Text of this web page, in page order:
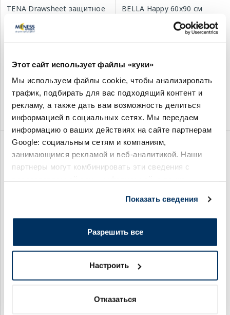
Этот сайт использует файлы «куки»
Мы используем файлы cookie, чтобы анализировать
трафик, подбирать для вас подходящий контент и
рекламу, а также дать вам возможность делиться
информацией в социальных сетях. Мы передаем
информацию о ваших действиях на сайте партнерам
Google: социальным сетям и компаниям,
занимающимся рекламой и веб-аналитикой. Наши
партнеры могут комбинировать эти сведения с
Показать сведения
Разрешить все
Настроить
Отказаться
TENA Drawsheet защитное
В корзину
BELLA Happy 60x90 см
впитывающие простыни, 5
В корзину
Super 60x90 cm
впитывающие простыни, 26
18.49 €